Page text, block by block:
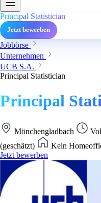
Principal Statistician
Jetzt bewerben
Jobbörse
Unternehmen
UCB S.A.
Principal Statistician
Principal
Mönchengladbach
(geschätzt)
Kein
Jetzt bewerben